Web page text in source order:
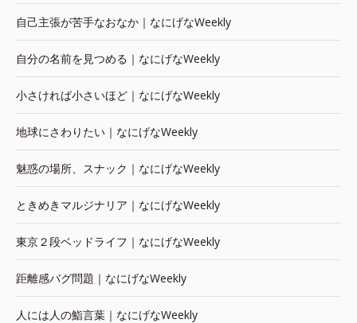
自己主張が苦手なおなか｜なにげなWeekly
自分の名前を見つめる｜なにげなWeekly
小さければ小さいほど｜なにげなWeekly
地球にさわりたい｜なにげなWeekly
魅惑の場所、スナック｜なにげなWeekly
ときめきマルジナリア｜なにげなWeekly
東京２段ベッドライフ｜なにげなWeekly
距離感バグ問題｜なにげなWeekly
人には人の鮨言葉｜なにげなWeekly